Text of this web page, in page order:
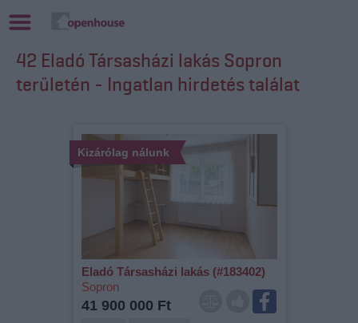
42 Eladó Társasházi lakás Sopron
területén - Ingatlan hirdetés találat
Kizárólag nálunk
Eladó Társasházi lakás (#183402)
Sopron
41 900 000 Ft